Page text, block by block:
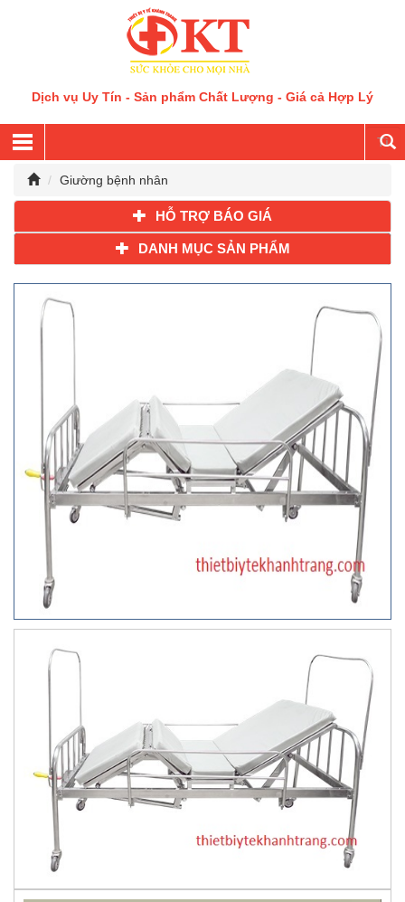
Dịch vụ Uy Tín - Sản phẩm Chất Lượng - Giá cả Hợp Lý
Giường bệnh nhân
HỖ TRỢ BÁO GIÁ
DANH MỤC SẢN PHẨM